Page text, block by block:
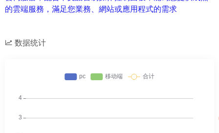
的雲端服務，滿足您業務、網站或應用程式的需求
数据统计